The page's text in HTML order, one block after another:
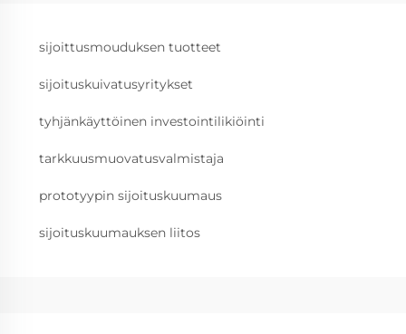
sijoittusmouduksen tuotteet
sijoituskuivatusyritykset
tyhjänkäyttöinen investointilikiöinti
tarkkuusmuovatusvalmistaja
prototyypin sijoituskuumaus
sijoituskuumauksen liitos